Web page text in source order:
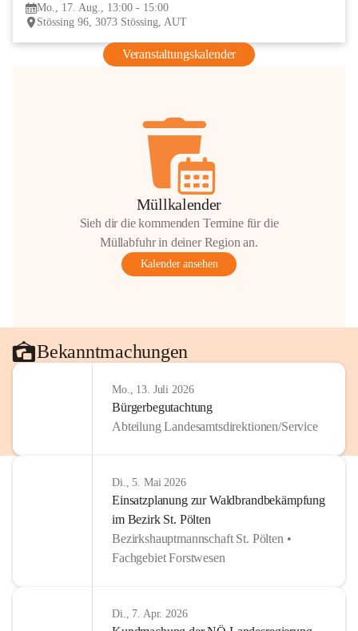
Mo., 17. Aug., 13:00 - 15:00
Stössing 96, 3073 Stössing, AUT
Veranstaltungskalender
Müllkalender
Sieh dir die kommenden Termine für die
Müllabfuhr in deiner Region an.
Kalender ansehen
Bekanntmachungen
Mo., 13. Juli 2026
Bürgerbegutachtung
Abteilung Landesamtsdirektionen/Service
Di., 5. Mai 2026
Einsatzplanung zur Waldbrandbekämpfung
im Bezirk St. Pölten
Bezirkshauptmannschaft St. Pölten •
Fachgebiet Forstwesen
Di., 7. Apr. 2026